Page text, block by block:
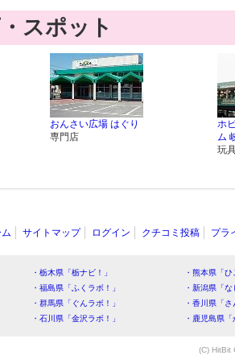
スポット
おんさい広場 はぐり
専門店
ホ
ム
玩
サイトマップ ログイン クチコミ投稿 プラ
・栃木県「栃ナビ！」
・熊本県「
・福島県「ふくラボ！」
・新潟県「
・群馬県「ぐんラボ！」
・香川県「
・石川県「金沢ラボ！」
・鹿児島県
(C) HitBit